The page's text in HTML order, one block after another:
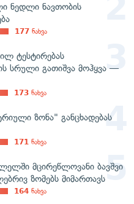
ნედლი ნავთობის
177 ნახვა
ტესტირებას
სრული გათიშვა მოჰყვა —
173 ნახვა
ზონა" განცხადებას
171 ნახვა
მცირეწლოვანი ბავშვი
ზომებს მიმართავს
164 ნახვა